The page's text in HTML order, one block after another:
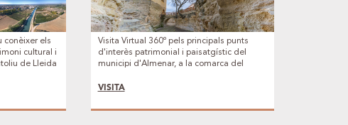
conèixer els
cultural i
de Lleida
Visita Virtual 360º pels principals punts
d'interès patrimonial i paisatgístic del
municipi d'Almenar, a la comarca del
VISITA